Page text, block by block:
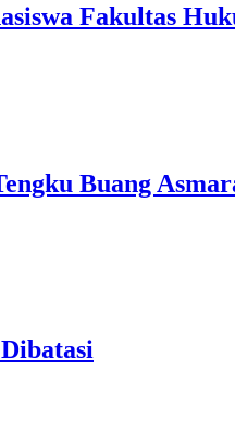
Fakultas
Buang